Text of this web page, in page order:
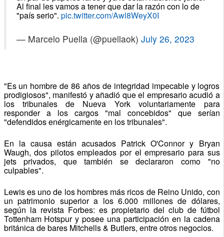
Al final les vamos a tener que dar la razón con lo de
"país serio". pic.twitter.com/Awl8WeyX0I
— Marcelo Puella (@puellaok) July 26, 2023
"Es un hombre de 86 años de integridad impecable y logros
prodigiosos", manifestó y añadió que el empresario acudió a
los tribunales de Nueva York voluntariamente para
responder a los cargos "mal concebidos" que serían
"defendidos enérgicamente en los tribunales".
En la causa están acusados Patrick O'Connor y Bryan
Waugh, dos pilotos empleados por el empresario para sus
jets privados, que también se declararon como "no
culpables".
Lewis es uno de los hombres más ricos de Reino Unido, con
un patrimonio superior a los 6.000 millones de dólares,
según la revista Forbes: es propietario del club de fútbol
Tottenham Hotspur y posee una participación en la cadena
británica de bares Mitchells & Butlers, entre otros negocios.